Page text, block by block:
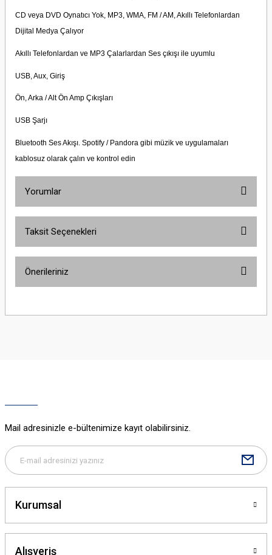
CD veya DVD Oynatıcı Yok, MP3, WMA, FM / AM, Akıllı Telefonlardan
Dijital Medya Çalıyor
Akıllı Telefonlardan ve MP3 Çalarlardan Ses çıkışı ile uyumlu
USB, Aux, Giriş
Ön, Arka / Alt Ön Amp Çıkışları
USB Şarjı
Bluetooth Ses Akışı. Spotify / Pandora gibi müzik ve uygulamaları
kablosuz olarak çalın ve kontrol edin
Yorumlar
Taksit Seçenekleri
Önerileriniz
Bu ürüne benzer farklı alternatifler olmalı.
Mail adresinizle e-bültenimize kayıt olabilirsiniz.
Kurumsal
Alışveriş